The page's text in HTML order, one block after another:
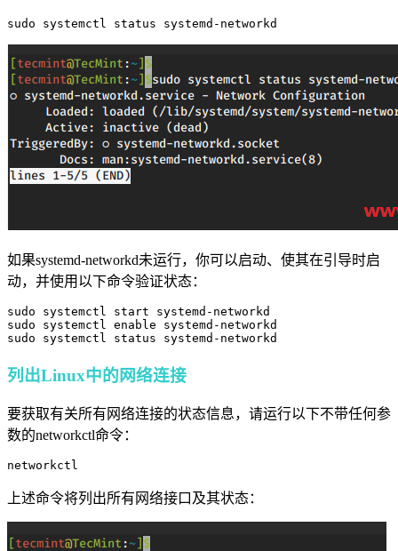
sudo systemctl status systemd-networkd
如果systemd-networkd未运行，你可以启动、使其在引导时启
动，并使用以下命令验证状态：
sudo systemctl start systemd-networkd
sudo systemctl enable systemd-networkd
sudo systemctl status systemd-networkd
列出Linux中的网络连接
要获取有关所有网络连接的状态信息，请运行以下不带任何参
数的networkctl命令：
networkctl
上述命令将列出所有网络接口及其状态：